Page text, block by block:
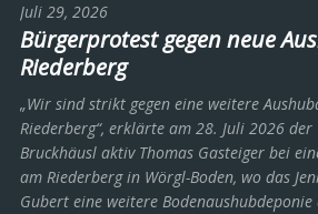
Juli 29, 2026
Bürgerprotest gegen neue
Riederberg
„Wir sind strikt gegen eine weitere
Riederberg“, erklärte am 28. Juli 2026 der
Bruckhäusl aktiv Thomas Gasteiger bei
am Riederberg in Wörgl-Boden, wo das
Gubert eine weitere